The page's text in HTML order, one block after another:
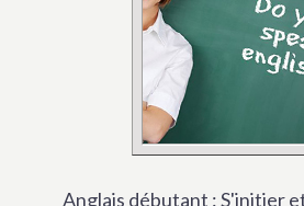
Anglais débutant : S'initier